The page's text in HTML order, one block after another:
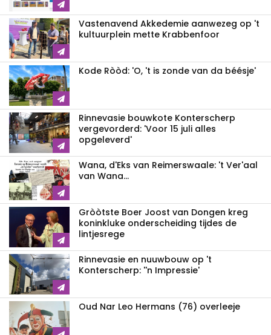
Vastenavend Akkedemie aanwezeg op 't
kultuurplein mette Krabbenfoor
Kode Ròòd: 'O, 't is zonde van da béésje'
Rinnevasie bouwkote Konterscherp
vergevorderd: 'Voor 15 juli alles
opgeleverd'
Wana, d'Eks van Reimerswaale: 't Ver'aal
van Wana...
Gròòtste Boer Joost van Dongen kreg
koninkluke onderscheiding tijdes de
lintjesrege
Rinnevasie en nuuwbouw op 't
Konterscherp: ''n Impressie'
Oud Nar Leo Hermans (76) overleeje